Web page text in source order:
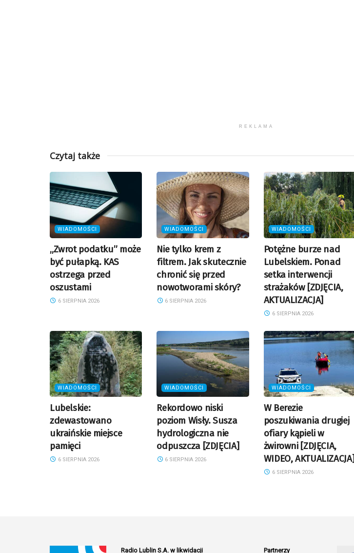
REKLAMA
Czytaj także
WIADOMOŚCI
„Zwrot podatku” może
być pułapką. KAS
ostrzega przed
oszustami
6 SIERPNIA 2026
WIADOMOŚCI
Nie tylko krem z
filtrem. Jak skutecznie
chronić się przed
nowotworami skóry?
6 SIERPNIA 2026
WIADOMOŚCI
Potężne burze nad
Lubelskiem. Ponad
setka interwencji
strażaków [ZDJĘCIA,
AKTUALIZACJA]
6 SIERPNIA 2026
WIADOMOŚCI
Lubelskie:
zdewastowano
ukraińskie miejsce
pamięci
6 SIERPNIA 2026
WIADOMOŚCI
Rekordowo niski
poziom Wisły. Susza
hydrologiczna nie
odpuszcza [ZDJĘCIA]
6 SIERPNIA 2026
WIADOMOŚCI
W Berezie
poszukiwania drugiej
ofiary kąpieli w
żwirowni [ZDJĘCIA,
WIDEO, AKTUALIZACJA]
6 SIERPNIA 2026
Radio Lublin S.A. w likwidacji Partnerzy